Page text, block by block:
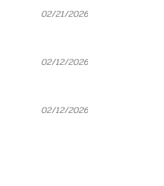
02/21/2026
02/12/2026
02/12/2026